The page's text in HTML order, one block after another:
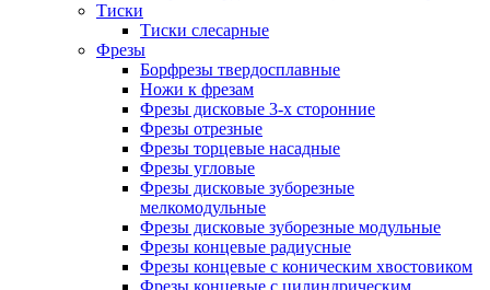
Тиски
Тиски слесарные
Фрезы
Борфрезы твердосплавные
Ножи к фрезам
Фрезы дисковые 3-х сторонние
Фрезы отрезные
Фрезы торцевые насадные
Фрезы угловые
Фрезы дисковые зуборезные
мелкомодульные
Фрезы дисковые зуборезные модульные
Фрезы концевые радиусные
Фрезы концевые с коническим хвостовиком
Фрезы концевые с цилиндрическим